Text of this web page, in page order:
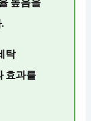
탁
효과를